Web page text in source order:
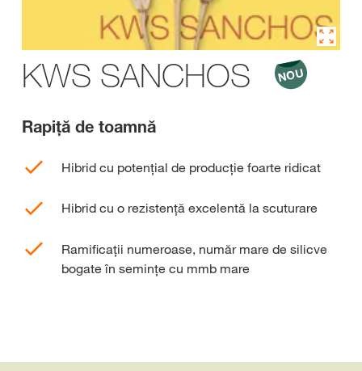
KWS SANCHOS
Rapiţă de toamnă
Hibrid cu potențial de producție foarte ridicat
Hibrid cu o rezistență excelentă la scuturare
Ramificații numeroase, număr mare de silicve
bogate în semințe cu mmb mare